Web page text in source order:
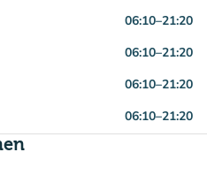
06:10–21:20
06:10–21:20
06:10–21:20
06:10–21:20